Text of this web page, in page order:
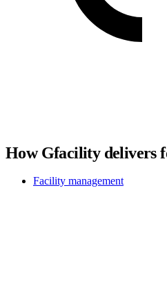
How Gfacility delivers
Facility management